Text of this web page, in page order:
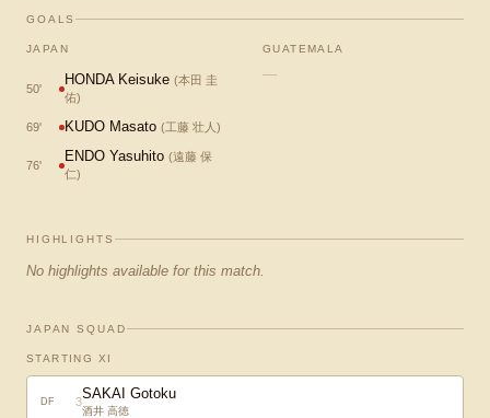
GOALS
JAPAN
50'
HONDA Keisuke (本田 圭
佑)
69' KUDO Masato (工藤 壮人 )
76'
ENDO Yasuhito (遠藤 保
仁)
GUATEMALA
—
HIGHLIGHTS
No highlights available for this match.
JAPAN SQUAD
STARTING XI
DF 3SAKAI Gotoku
酒井 高徳